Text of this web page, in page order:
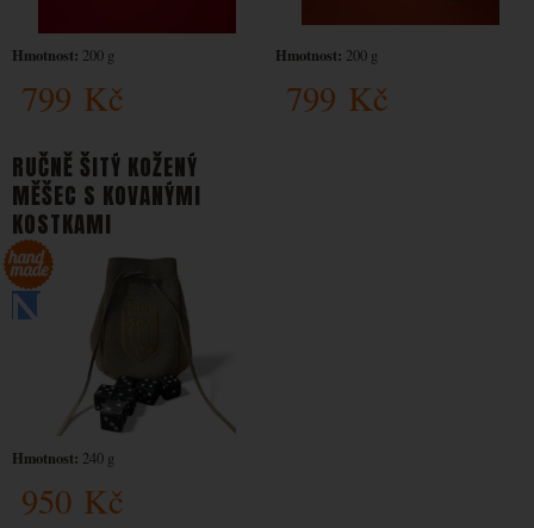
799 Kč
Hmotnost: 200 g
799 Kč
Hmotnost: 200 g
RUČNĚ ŠITÝ KOŽENÝ
MĚŠEC S KOVANÝMI
KOSTKAMI
950 Kč
Hmotnost: 240 g